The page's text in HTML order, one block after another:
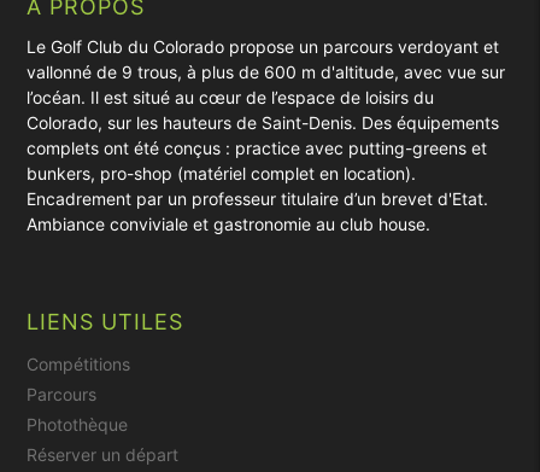
A PROPOS
Le Golf Club du Colorado propose un parcours verdoyant et
vallonné de 9 trous, à plus de 600 m d'altitude, avec vue sur
l’océan. Il est situé au cœur de l’espace de loisirs du
Colorado, sur les hauteurs de Saint-Denis. Des équipements
complets ont été conçus : practice avec putting-greens et
bunkers, pro-shop (matériel complet en location).
Encadrement par un professeur titulaire d’un brevet d'Etat.
Ambiance conviviale et gastronomie au club house.
LIENS UTILES
Compétitions
Parcours
Photothèque
Réserver un départ